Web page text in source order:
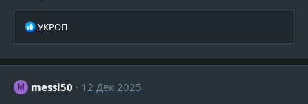
Р
к
и
УКРОП
M messi50
12 Дек 2025